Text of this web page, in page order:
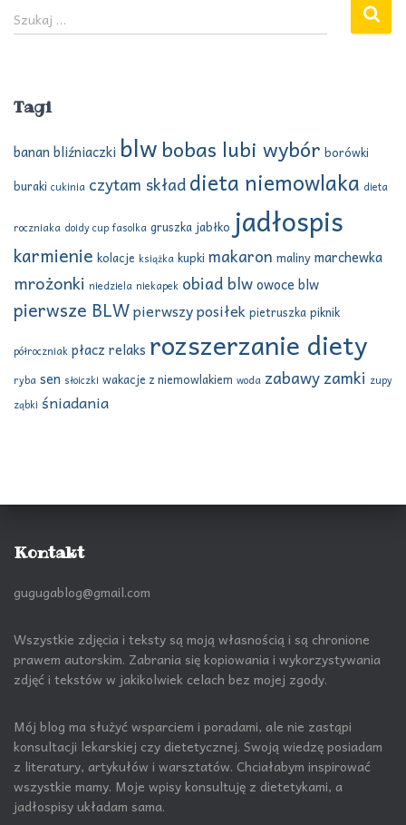
S
z
j
Szukaj …
Tagi
banan bliźniaczki blwbobas lubi wybór borówki
buraki cukinia czytam składdieta niemowlaka dieta
roczniaka doidy cup fasolka gruszka jabłko jadłospis
karmienie kolacje książka kupki makaron malinymarchewka
mrożonki niedziela niekapek obiad blwowoce blw
pierwsze BLWpierwszy posiłekpietruszkapiknik
półroczniak płacz relaks rozszerzanie diety
ryba sen słoiczki wakacje z niemowlakiem woda zabawyzamki zupy
ząbki śniadania
Kontakt
gugugablog@gmail.com
Wszystkie zdjęcia i teksty są moją własnością i są chronione
prawem autorskim. Zabrania się kopiowania i wykorzystywania
zdjęć i tekstów w jakikolwiek celach bez mojej zgody.
Mój blog ma służyć wsparciem i poradami, ale nie zastąpi
konsultacji lekarskiej czy dietetycznej. Swoją wiedzę posiadam
z literatury, artykułów i warsztatów. Chciałabym inspirować
wszystkie mamy. Moje wpisy konsultuję z dietetykami, a
jadłospisy układam sama.